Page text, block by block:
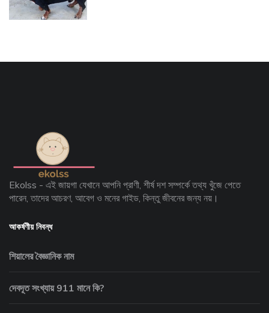
Ekolss - এই জায়গা যেখানে আপনি প্রাণী, শীর্ষ দশ সম্পর্কে তথ্য খুঁজে পেতে
পারেন, তাদের আচরণ, আবেগ ও মনের গাইড, কিন্তু জীবনের জন্য নয়।
আকর্ষণীয় নিবন্ধ
শিয়ালের বৈজ্ঞানিক নাম
দেবদূত সংখ্যায় 911 মানে কি?